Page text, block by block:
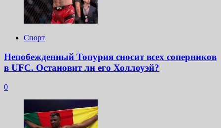
Спорт
Непобежденный Топурия сносит всех соперников
в UFC. Остановит ли его Холлоуэй?
0